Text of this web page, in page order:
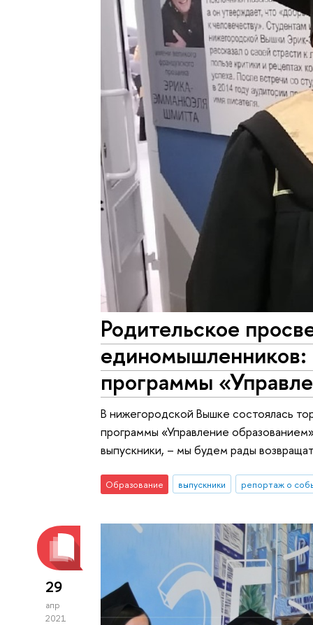
Родительское
единомышленников:
программы
В нижегородской Вышке состоялась
программы «Управление
выпускники, – мы будем рады
Образование выпускники репортаж о
29
апр
2021